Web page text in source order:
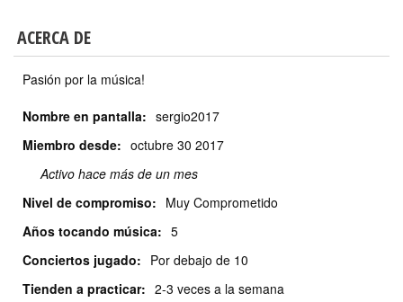
ACERCA DE
Pasión por la música!
Nombre en pantalla: sergio2017
Miembro desde: octubre 30 2017
Activo hace más de un mes
Nivel de compromiso: Muy Comprometido
Años tocando música: 5
Conciertos jugado: Por debajo de 10
Tienden a practicar: 2-3 veces a la semana